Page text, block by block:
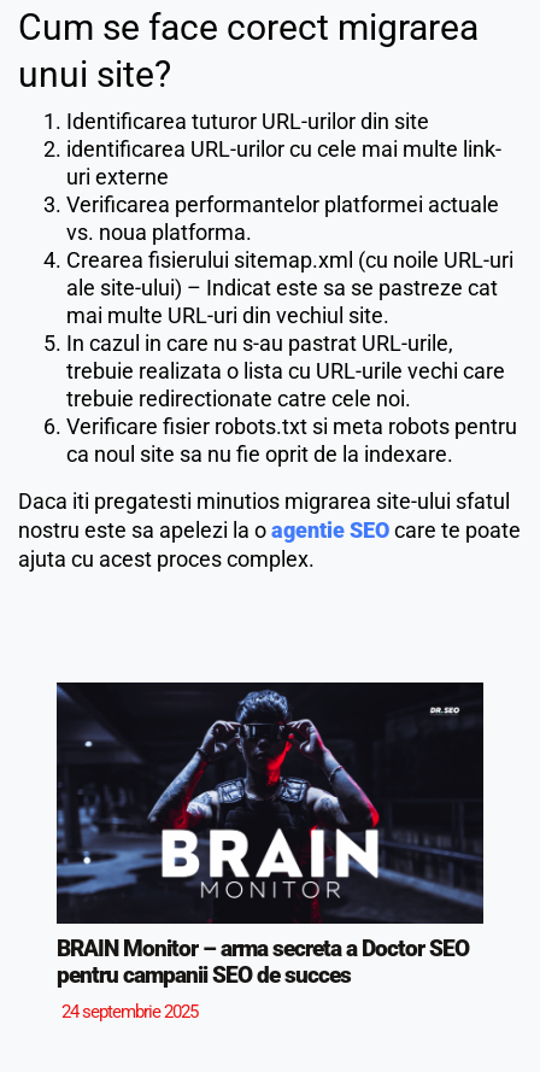
Cum se face corect migrarea
unui site?
Identificarea tuturor URL-urilor din site
identificarea URL-urilor cu cele mai multe link-
uri externe
Verificarea performantelor platformei actuale
vs. noua platforma.
Crearea fisierului sitemap.xml (cu noile URL-uri
ale site-ului) – Indicat este sa se pastreze cat
mai multe URL-uri din vechiul site.
In cazul in care nu s-au pastrat URL-urile,
trebuie realizata o lista cu URL-urile vechi care
trebuie redirectionate catre cele noi.
Verificare fisier robots.txt si meta robots pentru
ca noul site sa nu fie oprit de la indexare.
Daca iti pregatesti minutios migrarea site-ului sfatul
nostru este sa apelezi la oagentie SEOcare te poate
ajuta cu acest proces complex.
BRAIN Monitor – arma secreta a Doctor SEO
pentru campanii SEO de succes
24 septembrie 2025